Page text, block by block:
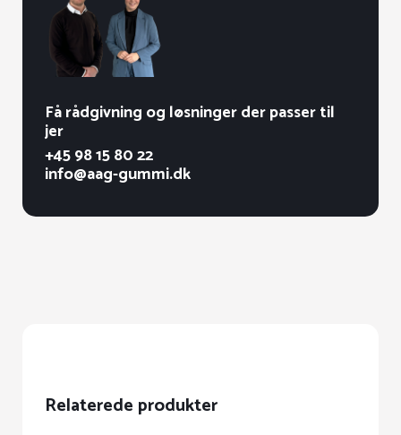
Få rådgivning og løsninger der passer til
jer
+45 98 15 80 22
info@aag-gummi.dk
Relaterede produkter